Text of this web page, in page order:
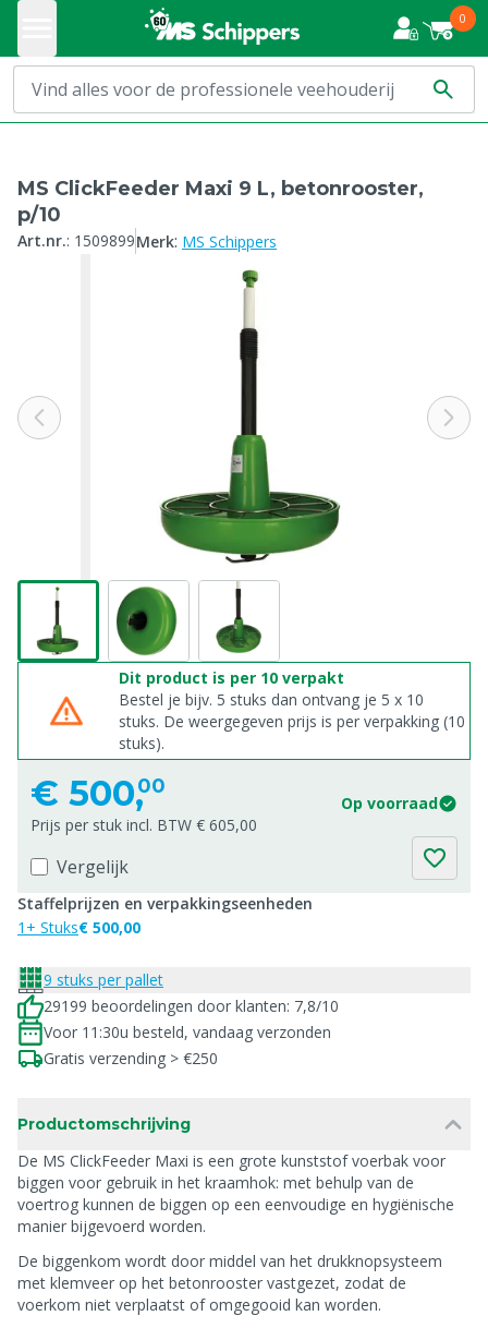
0
MS ClickFeeder Maxi 9 L, betonrooster,
p/10
Art.nr.: 1509899Merk: MS Schippers
Dit product is per 10 verpakt
Bestel je bijv. 5 stuks dan ontvang je 5 x 10
stuks. De weergegeven prijs is per verpakking (10
stuks).
€ 500,00
Op voorraad
Prijs per stuk incl. BTW € 605,00
Vergelijk
Staffelprijzen en verpakkingseenheden
1+ Stuks€ 500,00
9 stuks per pallet
29199 beoordelingen door klanten: 7,8/10
Voor 11:30u besteld, vandaag verzonden
Gratis verzending > €250
Productomschrijving
De MS ClickFeeder Maxi is een grote kunststof voerbak voor
biggen voor gebruik in het kraamhok: met behulp van de
voertrog kunnen de biggen op een eenvoudige en hygiënische
manier bijgevoerd worden.
De biggenkom wordt door middel van het drukknopsysteem
met klemveer op het betonrooster vastgezet, zodat de
voerkom niet verplaatst of omgegooid kan worden.